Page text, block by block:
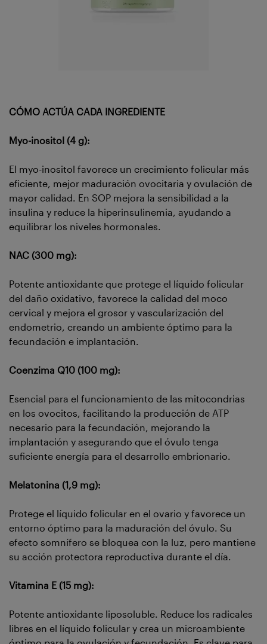
CÓMO ACTÚA CADA INGREDIENTE
Myo-inositol (4 g):
El myo-inositol favorece un crecimiento folicular más
eficiente, mejor maduración ovocitaria y ovulación de
mayor calidad. En SOP mejora la sensibilidad a la
insulina y reduce la hiperinsulinemia, ayudando a
equilibrar los niveles hormonales.
NAC (300 mg):
Potente antioxidante que protege el líquido folicular
del daño oxidativo, favorece la calidad del moco
cervical y mejora el grosor y vascularización del
endometrio, creando un ambiente óptimo para la
fecundación e implantación.
Coenzima Q10 (100 mg):
Esencial para el funcionamiento de las mitocondrias
en los ovocitos, facilitando la producción de ATP
necesario para la fecundación, mejorando la
implantación y asegurando que el óvulo tenga
suficiente energía para el desarrollo embrionario.
Melatonina (1,9 mg):
Protege el líquido folicular en el ovario y favorece un
entorno óptimo para la maduración del óvulo. Su
efecto somnífero se bloquea con la luz, pero mantiene
su acción protectora reproductiva durante el día.
Vitamina E (15 mg):
Potente antioxidante liposoluble. Reduce los radicales
libres en el líquido folicular y crea un microambiente